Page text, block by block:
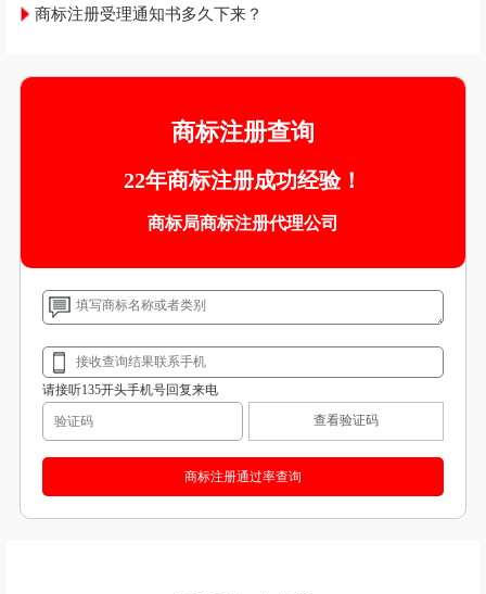
商标注册受理通知书多久下来？
商标注册查询
22年商标注册成功经验！
商标局商标注册代理公司
请接听135开头手机号回复来电
查看验证码